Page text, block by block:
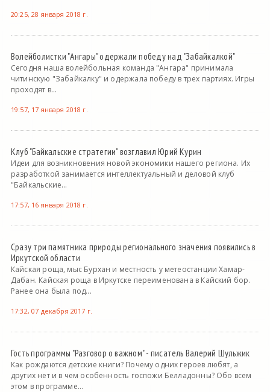
20:25, 28 января 2018 г.
Волейболистки "Ангары" одержали победу над "Забайкалкой"
Сегодня наша волейбольная команда "Ангара" принимала
читинскую "Забайкалку" и одержала победу в трех партиях. Игры
проходят в...
19:57, 17 января 2018 г.
Клуб "Байкальские стратегии" возглавил Юрий Курин
Идеи для возникновения новой экономики нашего региона. Их
разработкой занимается интеллектуальный и деловой клуб
"Байкальские...
17:57, 16 января 2018 г.
Сразу три памятника природы регионального значения появились в
Иркутской области
Кайская роща, мыс Бурхан и местность у метеостанции Хамар-
Дабан. Кайская роща в Иркутске переименована в Кайский бор.
Ранее она была под...
17:32, 07 декабря 2017 г.
Гость программы "Разговор о важном" - писатель Валерий Шульжик
Как рождаются детские книги? Почему одних героев любят, а
других нет и в чем особенность госпожи Белладонны? Обо всем
этом в программе...